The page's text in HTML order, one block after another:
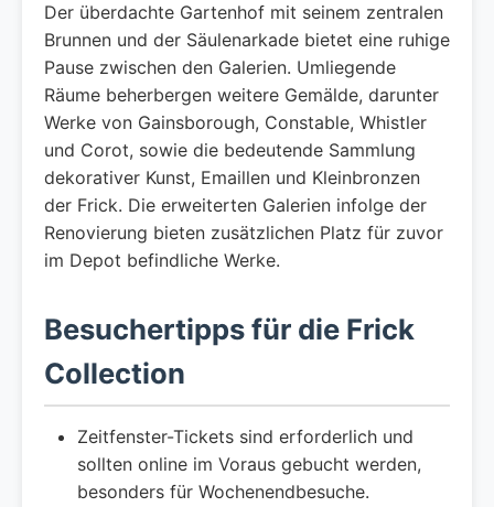
Der überdachte Gartenhof mit seinem zentralen
Brunnen und der Säulenarkade bietet eine ruhige
Pause zwischen den Galerien. Umliegende
Räume beherbergen weitere Gemälde, darunter
Werke von Gainsborough, Constable, Whistler
und Corot, sowie die bedeutende Sammlung
dekorativer Kunst, Emaillen und Kleinbronzen
der Frick. Die erweiterten Galerien infolge der
Renovierung bieten zusätzlichen Platz für zuvor
im Depot befindliche Werke.
Besuchertipps für die Frick
Collection
Zeitfenster-Tickets sind erforderlich und
sollten online im Voraus gebucht werden,
besonders für Wochenendbesuche.